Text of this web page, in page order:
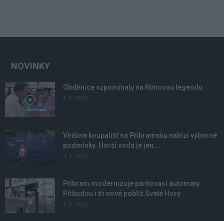
NOVINKY
Obděnice vzpomínaly na filmovou legendu
6. 8. 2026
Většina koupališť na Příbramsku nabízí výborné
podmínky. Horší voda je jen...
4. 8. 2026
Příbram modernizuje parkovací automaty.
Přibudou i tři nové poblíž Svaté Hory
3. 8. 2026